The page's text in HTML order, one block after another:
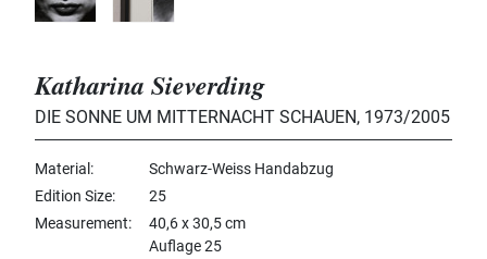
Katharina Sieverding
DIE SONNE UM MITTERNACHT SCHAUEN, 1973/2005
Material
Schwarz-Weiss Handabzug
Edition Size
25
Measurement
40,6 x 30,5 cm
Auflage 25